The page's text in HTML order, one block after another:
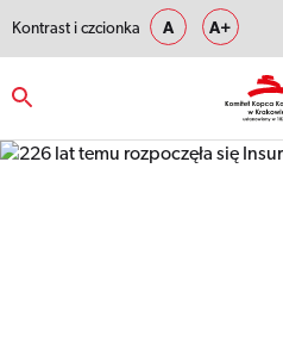
Kontrast i czcionka A A+